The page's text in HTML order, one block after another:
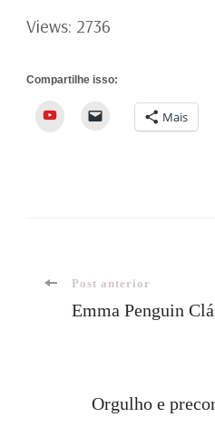
Views: 2736
Compartilhe isso:
YouTube Mais
post
Post anterior
Emma Penguin
Orgulho e